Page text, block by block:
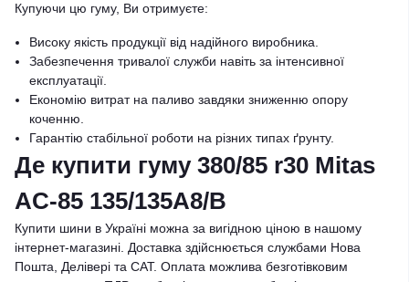
Купуючи цю гуму, Ви отримуєте:
Високу якість продукції від надійного виробника.
Забезпечення тривалої служби навіть за інтенсивної
експлуатації.
Економію витрат на паливо завдяки зниженню опору
коченню.
Гарантію стабільної роботи на різних типах ґрунту.
Де купити гуму 380/85 r30 Mitas
AC-85 135/135A8/B
Купити шини в Україні можна за вигідною ціною в нашому
інтернет-магазині. Доставка здійснюється службами Нова
Пошта, Делівері та САТ. Оплата можлива безготівковим